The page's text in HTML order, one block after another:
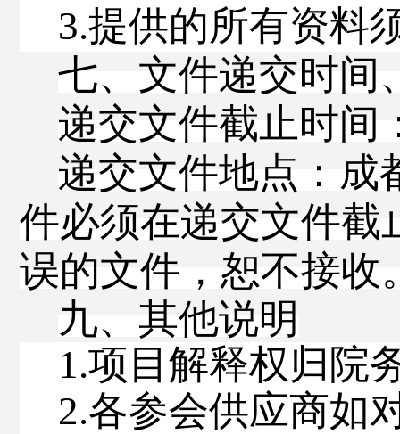
3.提供的所有资料
七、文件递交时间
递交文件截止时间
递交文件地点： 成
件必须在递交文件截
误的文件，恕不接收
九、其他说明
1.项目解释权归院
2.各参会供应商如